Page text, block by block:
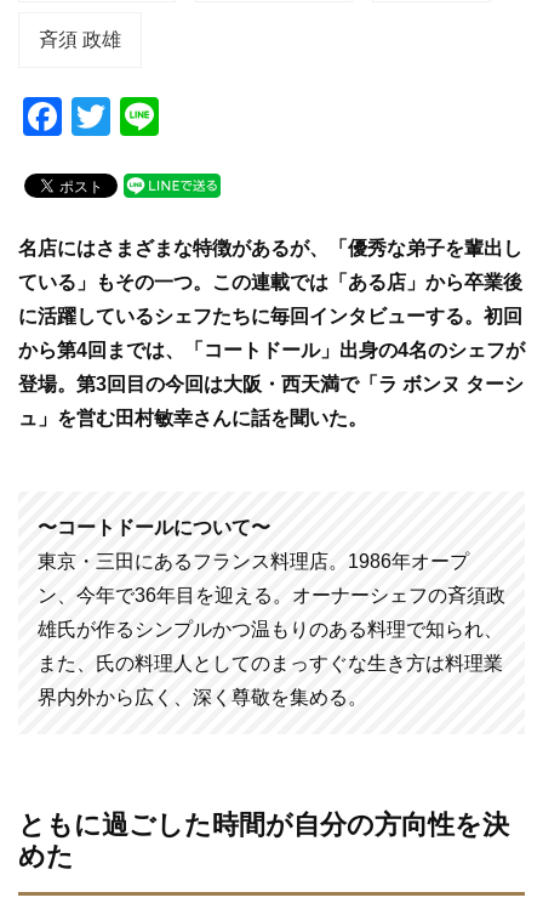
斉須 政雄
F
c
e
b
o
o
k
T
tt
er
e
名店にはさまざまな特徴があるが、「優秀な弟子を輩出し
ている」もその一つ。この連載では「ある店」から卒業後
に活躍しているシェフたちに毎回インタビューする。初回
から第4回までは、「コートドール」出身の4名のシェフが
登場。第3回目の今回は大阪・西天満で「ラ ボンヌ ターシ
ュ」を営む田村敏幸さんに話を聞いた。
〜コートドールについて〜
東京・三田にあるフランス料理店。1986年オープ
ン、今年で36年目を迎える。オーナーシェフの斉須政
雄氏が作るシンプルかつ温もりのある料理で知られ、
また、氏の料理人としてのまっすぐな生き方は料理業
界内外から広く、深く尊敬を集める。
ともに過ごした時間が自分の方向性を決
めた